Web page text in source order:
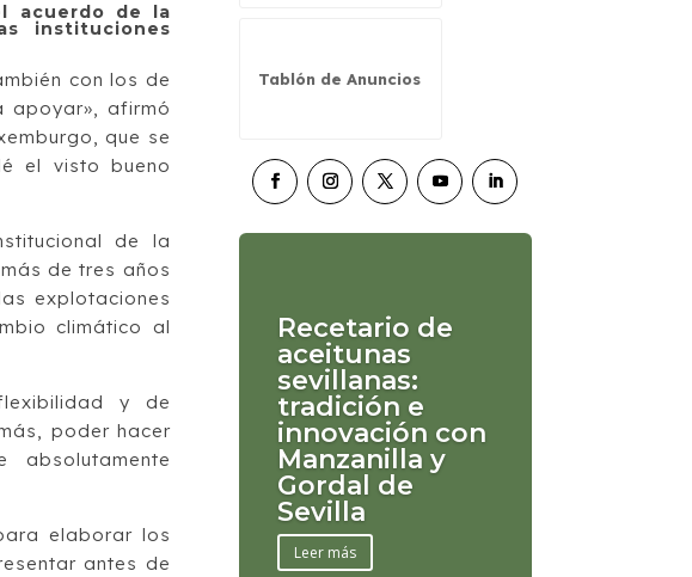
acuerdo de la
instituciones
con los de
apoyar», afirmó
que se
el visto bueno
de la
de tres años
explotaciones
climático al
y de
poder hacer
elaborar los
antes de
Tablón de Anuncios
Recetario de
aceitunas
sevillanas:
tradición e
innovación con
Manzanilla y
Gordal de
Sevilla
Leer más